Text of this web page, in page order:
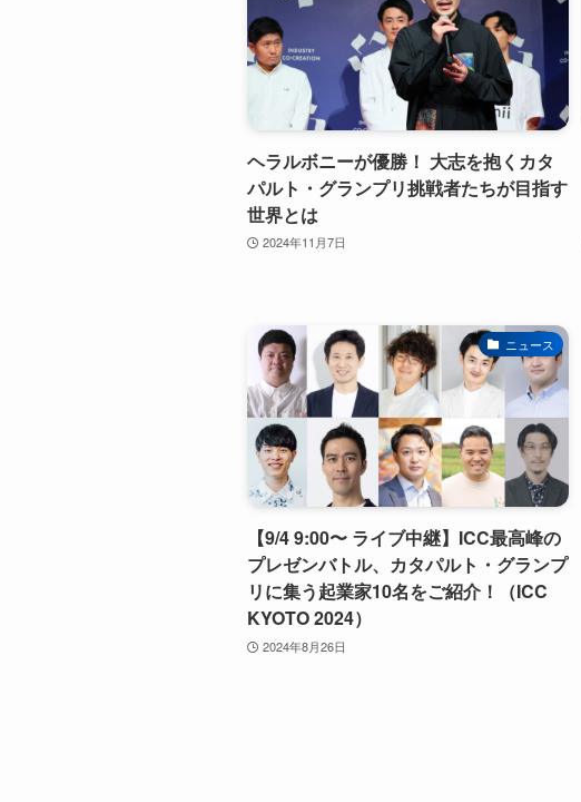
ヘラルボニーが優勝！ 大志を抱くカタ
パルト・グランプリ挑戦者たちが目指す
世界とは
2024年11月7日
ニュース
【9/4 9:00〜 ライブ中継】ICC最高峰の
プレゼンバトル、カタパルト・グランプ
リに集う起業家10名をご紹介！（ICC
KYOTO 2024）
2024年8月26日